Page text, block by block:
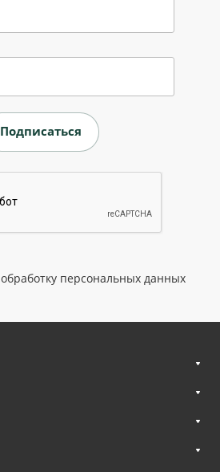
обработку персональных данных